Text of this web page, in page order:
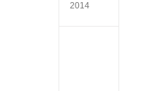
2014